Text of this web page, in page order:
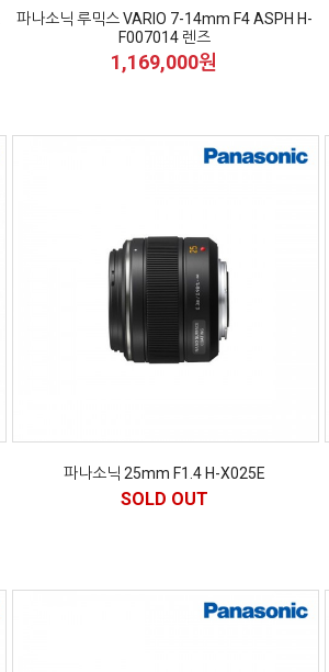
파나소닉 루믹스 VARIO 7-14mm F4 ASPH H-
F007014 렌즈
1,169,000원
파나소닉 25mm F1.4 H-X025E
SOLD OUT